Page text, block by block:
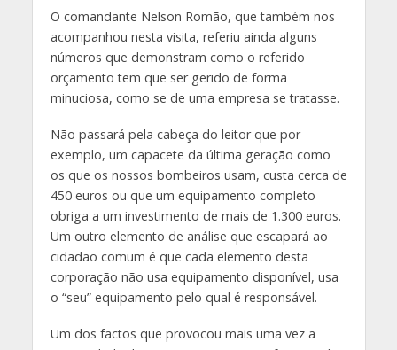
O comandante Nelson Romão, que também nos
acompanhou nesta visita, referiu ainda alguns
números que demonstram como o referido
orçamento tem que ser gerido de forma
minuciosa, como se de uma empresa se tratasse.
Não passará pela cabeça do leitor que por
exemplo, um capacete da última geração como
os que os nossos bombeiros usam, custa cerca de
450 euros ou que um equipamento completo
obriga a um investimento de mais de 1.300 euros.
Um outro elemento de análise que escapará ao
cidadão comum é que cada elemento desta
corporação não usa equipamento disponível, usa
o “seu” equipamento pelo qual é responsável.
Um dos factos que provocou mais uma vez a